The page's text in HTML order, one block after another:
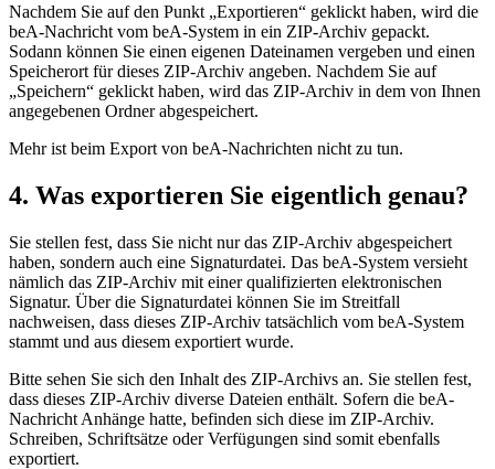
Nachdem Sie auf den Punkt „Exportieren“ geklickt haben, wird die
beA-Nachricht vom beA-System in ein ZIP-Archiv gepackt.
Sodann können Sie einen eigenen Dateinamen vergeben und einen
Speicherort für dieses ZIP-Archiv angeben. Nachdem Sie auf
„Speichern“ geklickt haben, wird das ZIP-Archiv in dem von Ihnen
angegebenen Ordner abgespeichert.
Mehr ist beim Export von beA-Nachrichten nicht zu tun.
4. Was exportieren Sie eigentlich genau?
Sie stellen fest, dass Sie nicht nur das ZIP-Archiv abgespeichert
haben, sondern auch eine Signaturdatei. Das beA-System versieht
nämlich das ZIP-Archiv mit einer qualifizierten elektronischen
Signatur. Über die Signaturdatei können Sie im Streitfall
nachweisen, dass dieses ZIP-Archiv tatsächlich vom beA-System
stammt und aus diesem exportiert wurde.
Bitte sehen Sie sich den Inhalt des ZIP-Archivs an. Sie stellen fest,
dass dieses ZIP-Archiv diverse Dateien enthält. Sofern die beA-
Nachricht Anhänge hatte, befinden sich diese im ZIP-Archiv.
Schreiben, Schriftsätze oder Verfügungen sind somit ebenfalls
exportiert.